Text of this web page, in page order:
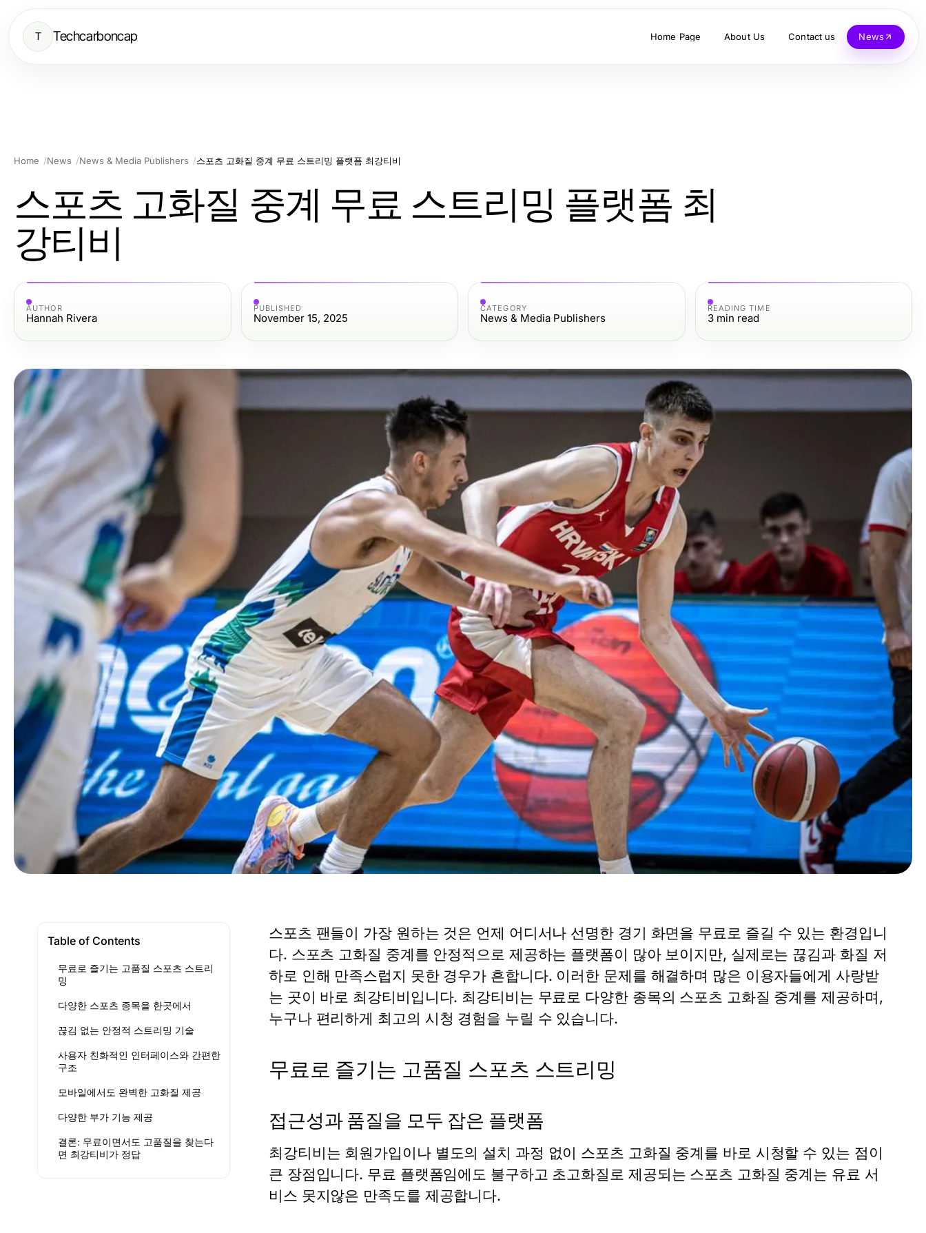
T Techcarboncap Home Page About Us Contact us News
Home News News & Media Publishers 스포츠 고화질 중계 무료 스트리밍 플랫폼 최강티비
스포츠 고화질 중계 무료 스트리밍 플랫폼 최
강티비
AUTHOR
Hannah Rivera
PUBLISHED
November 15, 2025
CATEGORY
News & Media Publishers
READING TIME
3 min read
Table of Contents
무료로 즐기는 고품질 스포츠 스트리
밍
다양한 스포츠 종목을 한곳에서
끊김 없는 안정적 스트리밍 기술
사용자 친화적인 인터페이스와 간편한
구조
모바일에서도 완벽한 고화질 제공
다양한 부가 기능 제공
결론: 무료이면서도 고품질을 찾는다
면 최강티비가 정답
스포츠 팬들이 가장 원하는 것은 언제 어디서나 선명한 경기 화면을 무료로 즐길 수 있는 환경입니
다. 스포츠 고화질 중계를 안정적으로 제공하는 플랫폼이 많아 보이지만, 실제로는 끊김과 화질 저
하로 인해 만족스럽지 못한 경우가 흔합니다. 이러한 문제를 해결하며 많은 이용자들에게 사랑받
는 곳이 바로 최강티비입니다. 최강티비는 무료로 다양한 종목의 스포츠 고화질 중계를 제공하며,
누구나 편리하게 최고의 시청 경험을 누릴 수 있습니다.
무료로 즐기는 고품질 스포츠 스트리밍
접근성과 품질을 모두 잡은 플랫폼
최강티비는 회원가입이나 별도의 설치 과정 없이 스포츠 고화질 중계를 바로 시청할 수 있는 점이
큰 장점입니다. 무료 플랫폼임에도 불구하고 초고화질로 제공되는 스포츠 고화질 중계는 유료 서
비스 못지않은 만족도를 제공합니다.